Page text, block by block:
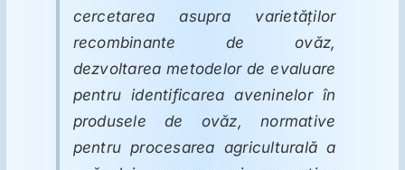
cercetarea asupra varietăţilor
recombinante de ovăz,
dezvoltarea metodelor de evaluare
pentru identificarea aveninelor în
produsele de ovăz, normative
pentru procesarea agriculturală a